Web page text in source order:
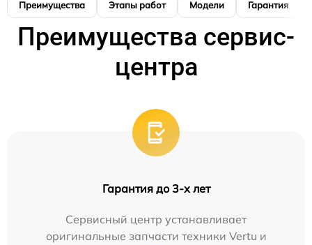
Преимущества Этапы работ Модели Гарантия
Преимущества сервис-
центра
Гарантия до 3-х лет
Сервисный центр устанавливает
оригинальные запчасти техники Vertu и